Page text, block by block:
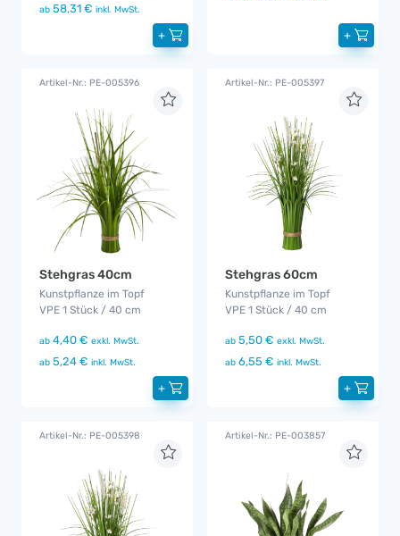
ab 58,31 € inkl. MwSt.
+ +
Artikel-Nr.: PE-005396
Stehgras 40cm
Kunstpflanze im Topf
VPE 1 Stück / 40 cm
ab 4,40 € exkl. MwSt.
ab 5,24 € inkl. MwSt.
+
Artikel-Nr.: PE-005397
Stehgras 60cm
Kunstpflanze im Topf
VPE 1 Stück / 40 cm
ab 5,50 € exkl. MwSt.
ab 6,55 € inkl. MwSt.
+
Artikel-Nr.: PE-005398 Artikel-Nr.: PE-003857